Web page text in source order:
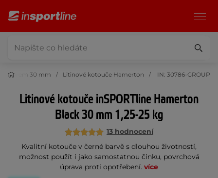
otvorem 30 mm Litinové kotouče Hamerton IN: 30786-GROUP
Litinové kotouče inSPORTline Hamerton
Black 30 mm 1,25-25 kg
13 hodnocení
Kvalitní kotouče v černé barvě s dlouhou životností,
možnost použít i jako samostatnou činku, povrchová
úprava proti opotřebení. více